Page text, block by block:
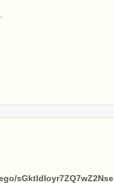
sGktIdIoyr7ZQ7wZ2Nse